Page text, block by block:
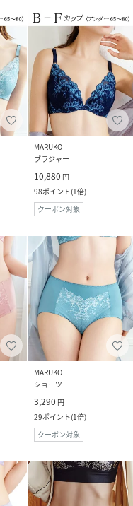
MARUKO
ブラジャー
10,880 円
98ポイント(1倍)
クーポン対象
MARUKO
ショーツ
3,290 円
29ポイント(1倍)
クーポン対象